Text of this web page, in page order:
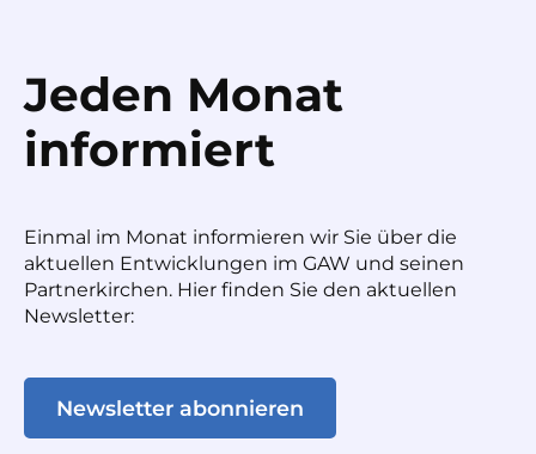
Jeden Monat
informiert
Einmal im Monat informieren wir Sie über die
aktuellen Entwicklungen im GAW und seinen
Partnerkirchen. Hier finden Sie den aktuellen
Newsletter:
Newsletter abonnieren